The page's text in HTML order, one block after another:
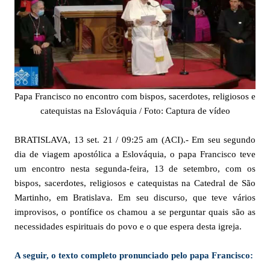
Papa Francisco no encontro com bispos, sacerdotes, religiosos e
catequistas na Eslováquia / Foto: Captura de vídeo
BRATISLAVA, 13 set. 21 / 09:25 am (ACI).- Em seu segundo
dia de viagem apostólica a Eslováquia, o papa Francisco teve
um encontro nesta segunda-feira, 13 de setembro, com os
bispos, sacerdotes, religiosos e catequistas na Catedral de São
Martinho, em Bratislava. Em seu discurso, que teve vários
improvisos, o pontífice os chamou a se perguntar quais são as
necessidades espirituais do povo e o que espera desta igreja.
A seguir, o texto completo pronunciado pelo papa Francisco: